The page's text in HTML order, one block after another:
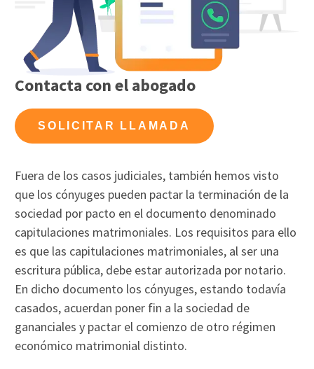
Contacta con el abogado
SOLICITAR LLAMADA
Fuera de los casos judiciales, también hemos visto
que los cónyuges pueden pactar la terminación de la
sociedad por pacto en el documento denominado
capitulaciones matrimoniales. Los requisitos para ello
es que las capitulaciones matrimoniales, al ser una
escritura pública, debe estar autorizada por notario.
En dicho documento los cónyuges, estando todavía
casados, acuerdan poner fin a la sociedad de
gananciales y pactar el comienzo de otro régimen
económico matrimonial distinto.